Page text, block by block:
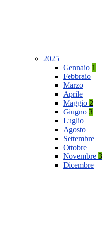
2025
Gennaio 1
Febbraio
Marzo
Aprile
Maggio 2
Giugno 3
Luglio
Agosto
Settembre
Ottobre
Novembre 3
Dicembre